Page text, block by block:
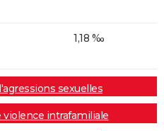
1,18 ‰
sexuelles
violence intrafamiliale